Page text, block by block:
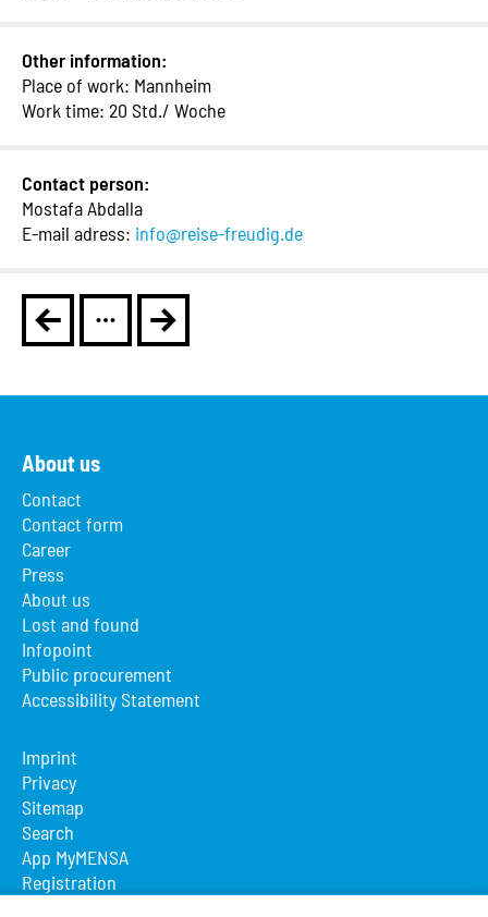
Other information:
Place of work: Mannheim
Work time: 20 Std./ Woche
Contact person:
Mostafa Abdalla
E-mail adress: info@reise-freudig.de
About us
Contact
Contact form
Career
Press
About us
Lost and found
Infopoint
Public procurement
Accessibility Statement
Imprint
Privacy
Sitemap
Search
App MyMENSA
Registration